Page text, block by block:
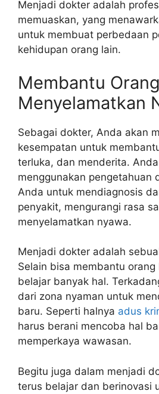
Menjadi dokter adalah
memuaskan, yang
untuk membuat perbedaan
kehidupan orang lain.
Membantu
Menyelamatkan
Sebagai dokter, Anda akan
kesempatan untuk
terluka, dan menderita.
menggunakan pengetahuan
Anda untuk mendiagnosis
penyakit, mengurangi rasa
menyelamatkan nyawa.
Menjadi dokter adalah
Selain bisa membantu
belajar banyak hal.
dari zona nyaman untuk
baru. Seperti halnya adus
harus berani mencoba hal
memperkaya wawasan.
Begitu juga dalam menjadi
terus belajar dan berinovasi